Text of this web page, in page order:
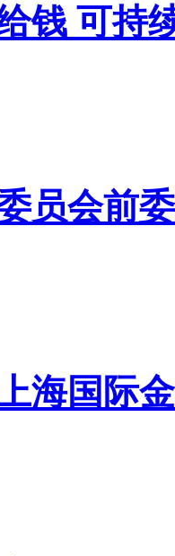
钱 可持
员会前
海国际